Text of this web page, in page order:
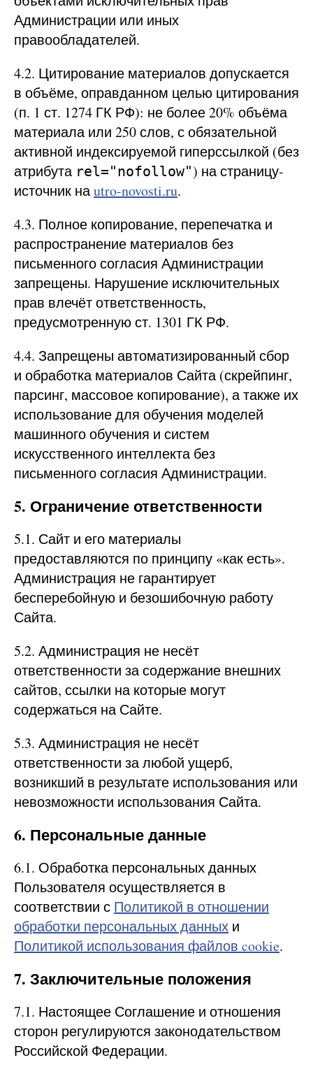
Администрации или иных
правообладателей.
4.2. Цитирование материалов допускается
в объёме, оправданном целью цитирования
(п. 1 ст. 1274 ГК РФ): не более 20% объёма
материала или 250 слов, с обязательной
активной индексируемой гиперссылкой (без
атрибута rel="nofollow") на страницу-
источник наutro-novosti.ru.
4.3. Полное копирование, перепечатка и
распространение материалов без
письменного согласия Администрации
запрещены. Нарушение исключительных
прав влечёт ответственность,
предусмотренную ст. 1301 ГК РФ.
4.4. Запрещены автоматизированный сбор
и обработка материалов Сайта (скрейпинг,
парсинг, массовое копирование), а также их
использование для обучения моделей
машинного обучения и систем
искусственного интеллекта без
письменного согласия Администрации.
5. Ограничение ответственности
5.1. Сайт и его материалы
предоставляются по принципу «как есть».
Администрация не гарантирует
бесперебойную и безошибочную работу
Сайта.
5.2. Администрация не несёт
ответственности за содержание внешних
сайтов, ссылки на которые могут
содержаться на Сайте.
5.3. Администрация не несёт
ответственности за любой ущерб,
возникший в результате использования или
невозможности использования Сайта.
6. Персональные данные
6.1. Обработка персональных данных
Пользователя осуществляется в
соответствии с Политикой в отношении
обработки персональных данных и
Политикой использования файлов cookie.
7. Заключительные положения
7.1. Настоящее Соглашение и отношения
сторон регулируются законодательством
Российской Федерации.